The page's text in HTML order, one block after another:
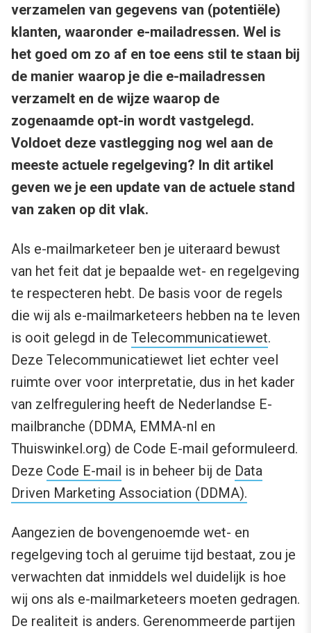
verzamelen van gegevens van (potentiële)
klanten, waaronder e-mailadressen. Wel is
het goed om zo af en toe eens stil te staan bij
de manier waarop je die e-mailadressen
verzamelt en de wijze waarop de
zogenaamde opt-in wordt vastgelegd.
Voldoet deze vastlegging nog wel aan de
meeste actuele regelgeving? In dit artikel
geven we je een update van de actuele stand
van zaken op dit vlak.
Als e-mailmarketeer ben je uiteraard bewust
van het feit dat je bepaalde wet- en regelgeving
te respecteren hebt. De basis voor de regels
die wij als e-mailmarketeers hebben na te leven
is ooit gelegd in de Telecommunicatiewet.
Deze Telecommunicatiewet liet echter veel
ruimte over voor interpretatie, dus in het kader
van zelfregulering heeft de Nederlandse E-
mailbranche (DDMA, EMMA-nl en
Thuiswinkel.org) de Code E-mail geformuleerd.
Deze Code E-mail is in beheer bij de Data
Driven Marketing Association (DDMA).
Aangezien de bovengenoemde wet- en
regelgeving toch al geruime tijd bestaat, zou je
verwachten dat inmiddels wel duidelijk is hoe
wij ons als e-mailmarketeers moeten gedragen.
De realiteit is anders. Gerenommeerde partijen